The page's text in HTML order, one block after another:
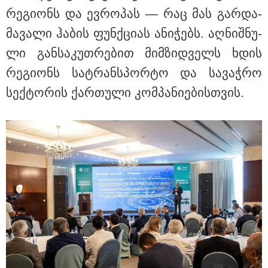
"12 წლის განმავლობაში ფაქტობრივად საქმის
ჩაფარცხვის ოპერაცია მიმდინარეობდა - არის
ეჭვები ვინმეს ხომ არ მფარველობენ" - დაკარგული
მოზარდის საქმის ადვოკატი ახალ გარემოებებზე
საუბრობს
რე­გი­ონს და ევ­რო­პას — რაც მას გარ­და­
მა­ვა­ლი ჰა­ბის ფუნ­ქცი­ას ანი­ჭებს. აღ­ნიშ­ნუ­
ლი გან­სა­კუთ­რე­ბით მიმ­ზიდ­ველს ხდის
რე­გი­ონს სატ­რან­სპორ­ტო და სა­ვაჭ­რო
სექ­ტო­რის ქარ­თუ­ლი კომ­პა­ნი­ე­ბის­თვის.